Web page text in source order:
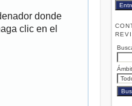
donde
clic en el